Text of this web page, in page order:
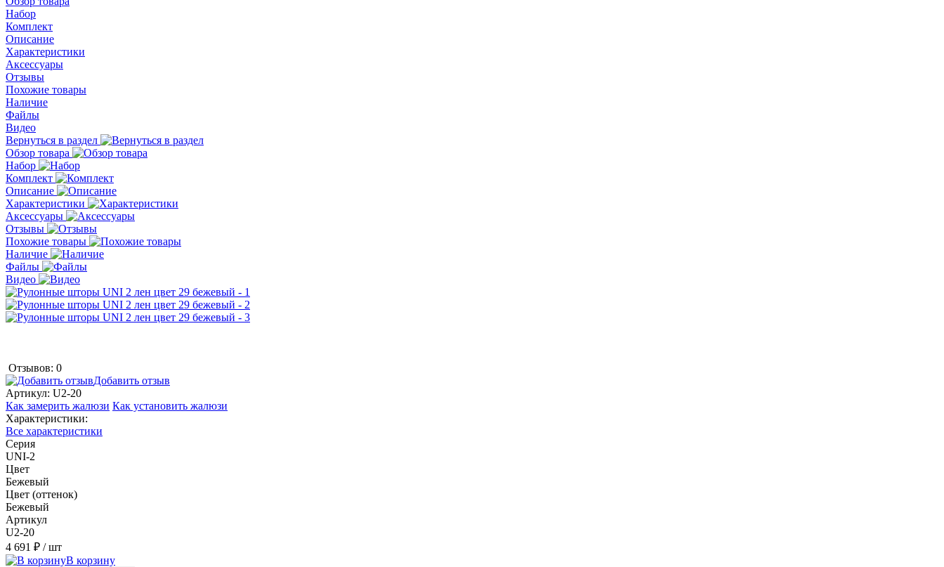
Набор
Комплект
Описание
Характеристики
Аксессуары
Отзывы
Похожие товары
Наличие
Файлы
Видео
Вернуться в раздел
Обзор товара
Набор
Комплект
Описание
Характеристики
Аксессуары
Отзывы
Похожие товары
Наличие
Файлы
Видео
Отзывов: 0
Добавить отзыв
Артикул: U2-20
Как замерить жалюзи Как установить жалюзи
Характеристики:
Все характеристики
Серия
UNI-2
Цвет
Бежевый
Цвет (оттенок)
Бежевый
Артикул
U2-20
4 691 ₽ / шт
В корзину